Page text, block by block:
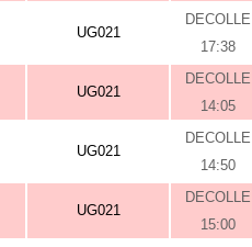
UG021
DECOLLE
17:38
UG021
DECOLLE
14:05
UG021
DECOLLE
14:50
UG021
DECOLLE
15:00